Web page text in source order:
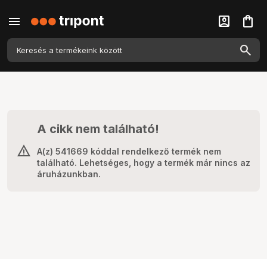
menu account_box shopping_bag
A cikk nem található!
A(z) 541669 kóddal rendelkező termék nem
található. Lehetséges, hogy a termék már nincs az
áruházunkban.